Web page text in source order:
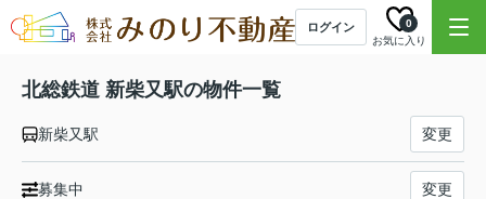
ログイン
お気に入り
0
北総鉄道 新柴又駅の物件一覧
新柴又駅 変更
募集中 変更